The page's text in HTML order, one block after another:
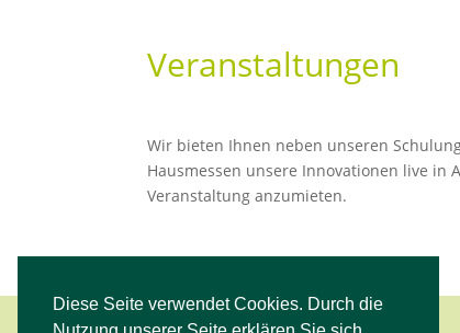
Diese Seite verwendet Cookies. Durch die
Veranstaltungen
Wir bieten Ihnen neben unseren
Hausmessen unsere Innovationen live
Veranstaltung anzumieten.